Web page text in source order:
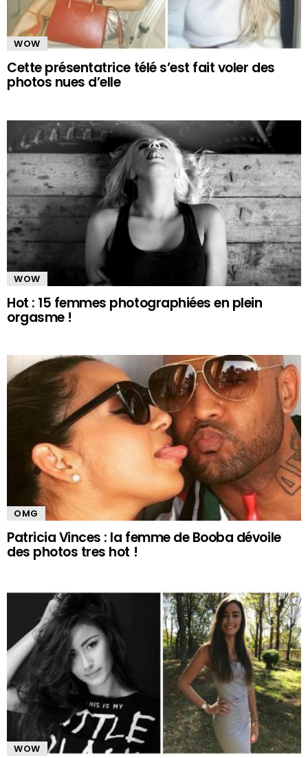
WOW
Cette présentatrice télé s’est fait voler des
photos nues d’elle
WOW
Hot : 15 femmes photographiées en plein
orgasme !
OMG
Patricia Vinces : la femme de Booba dévoile
des photos tres hot !
WOW